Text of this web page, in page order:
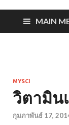
MAIN
MYSCI
วิตามิน
กุมภาพันธ์ 17,